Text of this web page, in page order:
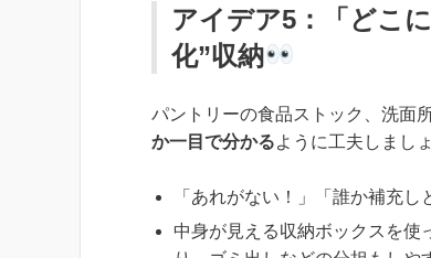
アイデア5：「どこ
化”収納
パントリーの食品ストック、洗面
か一目で分かるように工夫しましょ
「あれがない！」「誰か補充
中身が見える収納ボックスを使